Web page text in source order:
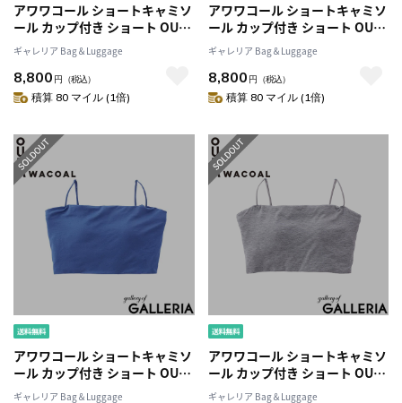
アワワコール ショートキャミソ
ール カップ付き ショート OUR
WACOAL インナーウェア ブラ
トップ 短め キャミ 黒 おしゃれ
トップス シンプル ストラップ
調整 レディース カップインシ
ギャレリア Bag＆Luggage
8,800 円 （税込）
積算 80 マイル (1倍)
アワワコール ショートキャミソ
ール カップ付き ショート OUR
WACOAL インナーウェア ブラ
トップ 短め キャミ 黒 おしゃれ
トップス シンプル ストラップ
調整 レディース カップインシ
ギャレリア Bag＆Luggage
8,800 円 （税込）
積算 80 マイル (1倍)
アワワコール ショートキャミソ
ール カップ付き ショート OUR
WACOAL インナーウェア ブラ
ギャレリア Bag＆Luggage
アワワコール ショートキャミソ
ール カップ付き ショート OUR
WACOAL インナーウェア ブラ
ギャレリア Bag＆Luggage